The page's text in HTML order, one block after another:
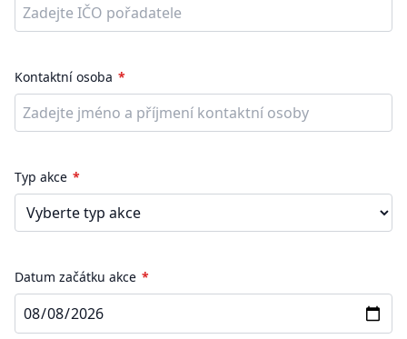
Kontaktní osoba
Typ akce
Datum začátku akce